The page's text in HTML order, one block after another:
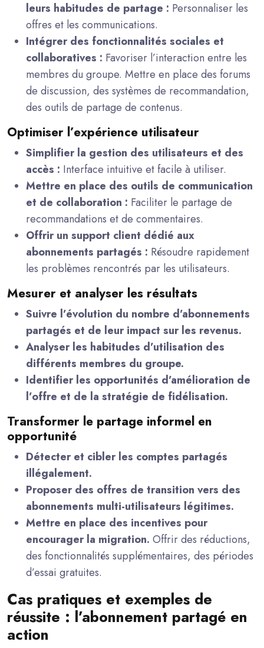
leurs habitudes de partage : Personnaliser les
offres et les communications.
Intégrer des fonctionnalités sociales et
collaboratives : Favoriser l’interaction entre les
membres du groupe. Mettre en place des forums
de discussion, des systèmes de recommandation,
des outils de partage de contenus.
Optimiser l’expérience utilisateur
Simplifier la gestion des utilisateurs et des
accès : Interface intuitive et facile à utiliser.
Mettre en place des outils de communication
et de collaboration : Faciliter le partage de
recommandations et de commentaires.
Offrir un support client dédié aux
abonnements partagés : Résoudre rapidement
les problèmes rencontrés par les utilisateurs.
Mesurer et analyser les résultats
Suivre l’évolution du nombre d’abonnements
partagés et de leur impact sur les revenus.
Analyser les habitudes d’utilisation des
différents membres du groupe.
Identifier les opportunités d’amélioration de
l’offre et de la stratégie de fidélisation.
Transformer le partage informel en
opportunité
Détecter et cibler les comptes partagés
illégalement.
Proposer des offres de transition vers des
abonnements multi-utilisateurs légitimes.
Mettre en place des incentives pour
encourager la migration. Offrir des réductions,
des fonctionnalités supplémentaires, des périodes
d’essai gratuites.
Cas pratiques et exemples de
réussite : l’abonnement partagé en
action